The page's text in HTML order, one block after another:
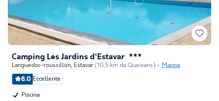
Camping Les Jardins d'Estavar ★★★
Languedoc-roussillon, Estavar (10,5 km da Queixans) Mappa
8.0 Eccellente
Piscina